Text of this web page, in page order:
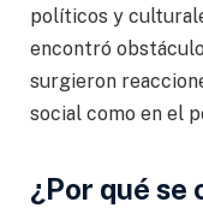
políticos y
encontró
surgieron
social como en el
¿Por qué se